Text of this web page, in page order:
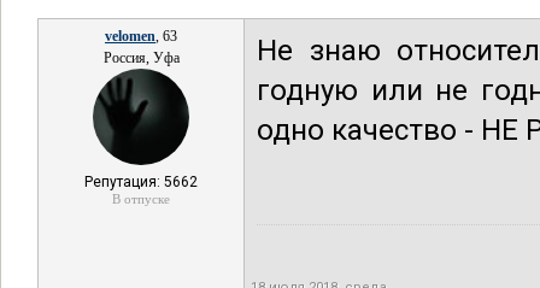
velomen, 63
Россия, Уфа
Репутация: 5662
В отпуске
Не знаю
годную или не
одно качество -